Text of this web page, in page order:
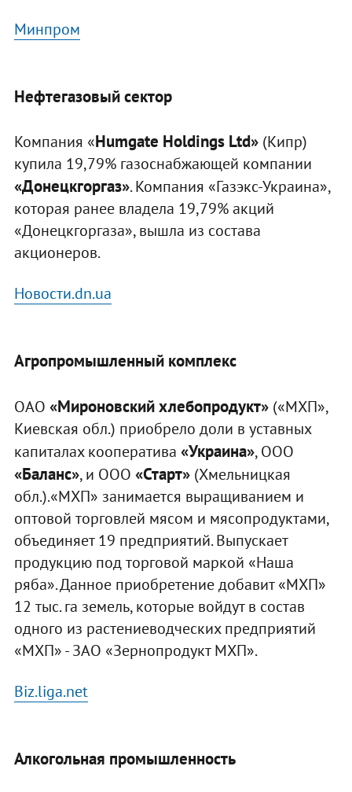
Минпром
Нефтегазовый сектор
Компания «Humgate Holdings Ltd»(Кипр)
купила 19,79% газоснабжающей компании
«Донецкгоргаз». Компания «Газэкс-Украина»,
которая ранее владела 19,79% акций
«Донецкгоргаза», вышла из состава
акционеров.
Новости.dn.ua
Агропромышленный комплекс
ОАО «Мироновский хлебопродукт»(«МХП»,
Киевская обл.) приобрело доли в уставных
капиталах кооператива «Украина», ООО
«Баланс», и ООО «Старт»(Хмельницкая
обл.).«МХП» занимается выращиванием и
оптовой торговлей мясом и мясопродуктами,
объединяет 19 предприятий. Выпускает
продукцию под торговой маркой «Наша
ряба». Данное приобретение добавит «МХП»
12 тыс. га земель, которые войдут в состав
одного из растениеводческих предприятий
«МХП» - ЗАО «Зернопродукт МХП».
Biz.liga.net
Алкогольная промышленность